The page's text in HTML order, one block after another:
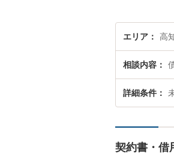
エリア 高
相談内容
詳細条件
契約書・借